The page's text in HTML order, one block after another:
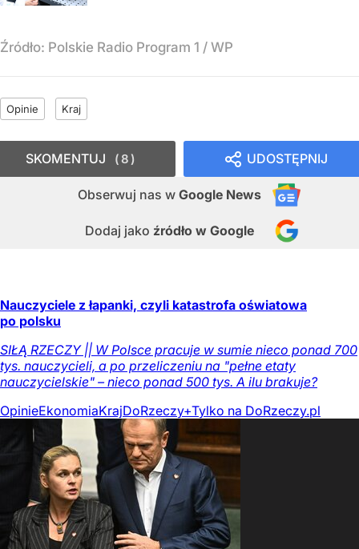
Źródło: Polskie Radio Program 1 / WP
Opinie Kraj
UDOSTĘPNIJ
Obserwuj nas w Google News
Dodaj jako źródło w Google
SKOMENTUJ 8
Nauczyciele z łapanki, czyli katastrofa oświatowa
po polsku
SIŁĄ RZECZY || W Polsce pracuje w sumie nieco ponad 700
tys. nauczycieli, a po przeliczeniu na "pełne etaty
nauczycielskie" – nieco ponad 500 tys. A ilu brakuje?
OpinieEkonomiaKrajDoRzeczy+Tylko na DoRzeczy.pl